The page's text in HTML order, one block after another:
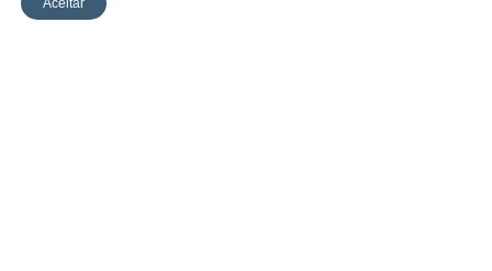
Aceitar